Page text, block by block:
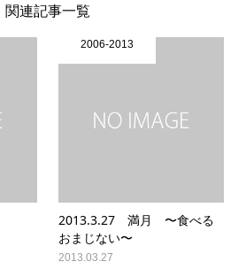
関連記事一覧
2006-2013
2013.3.27 満月 〜食べる
おまじない〜
2013.03.27